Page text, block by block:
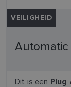
VEILIGHEID
Automatic
Dit is een Plug